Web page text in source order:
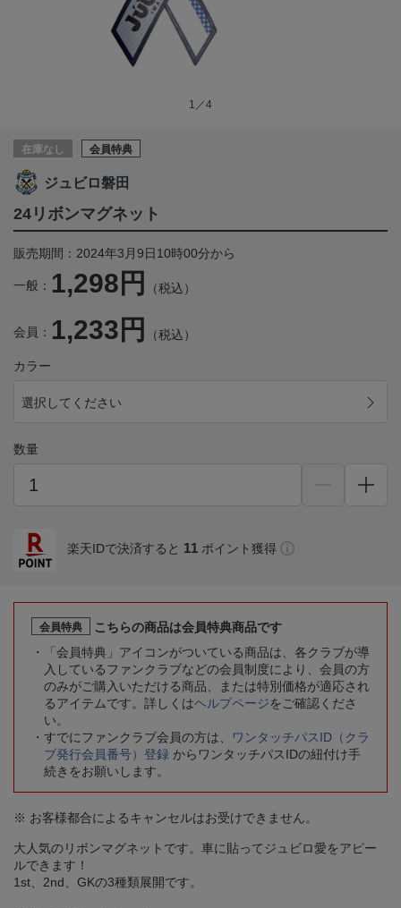
1／4
在庫なし 会員特典
ジュビロ磐田
24リボンマグネット
販売期間：2024年3月9日10時00分から
一般： 1,298円 （税込）
会員： 1,233円 （税込）
カラー
選択してください
数量
楽天IDで決済すると 11 ポイント獲得
会員特典
こちらの商品は会員特典商品です
「会員特典」アイコンがついている商品は、各クラブが導
入しているファンクラブなどの会員制度により、会員の方
のみがご購入いただける商品、または特別価格が適応され
るアイテムです。詳しくはヘルプページをご確認くださ
い。
すでにファンクラブ会員の方は、
ワンタッチパスID（クラ
ブ発行会員番号）登録 からワンタッチパスIDの紐付け手
続きをお願いします。
※ お客様都合によるキャンセルはお受けできません。
大人気のリボンマグネットです。車に貼ってジュビロ愛をアピー
ルできます！
1st、2nd、GKの3種類展開です。